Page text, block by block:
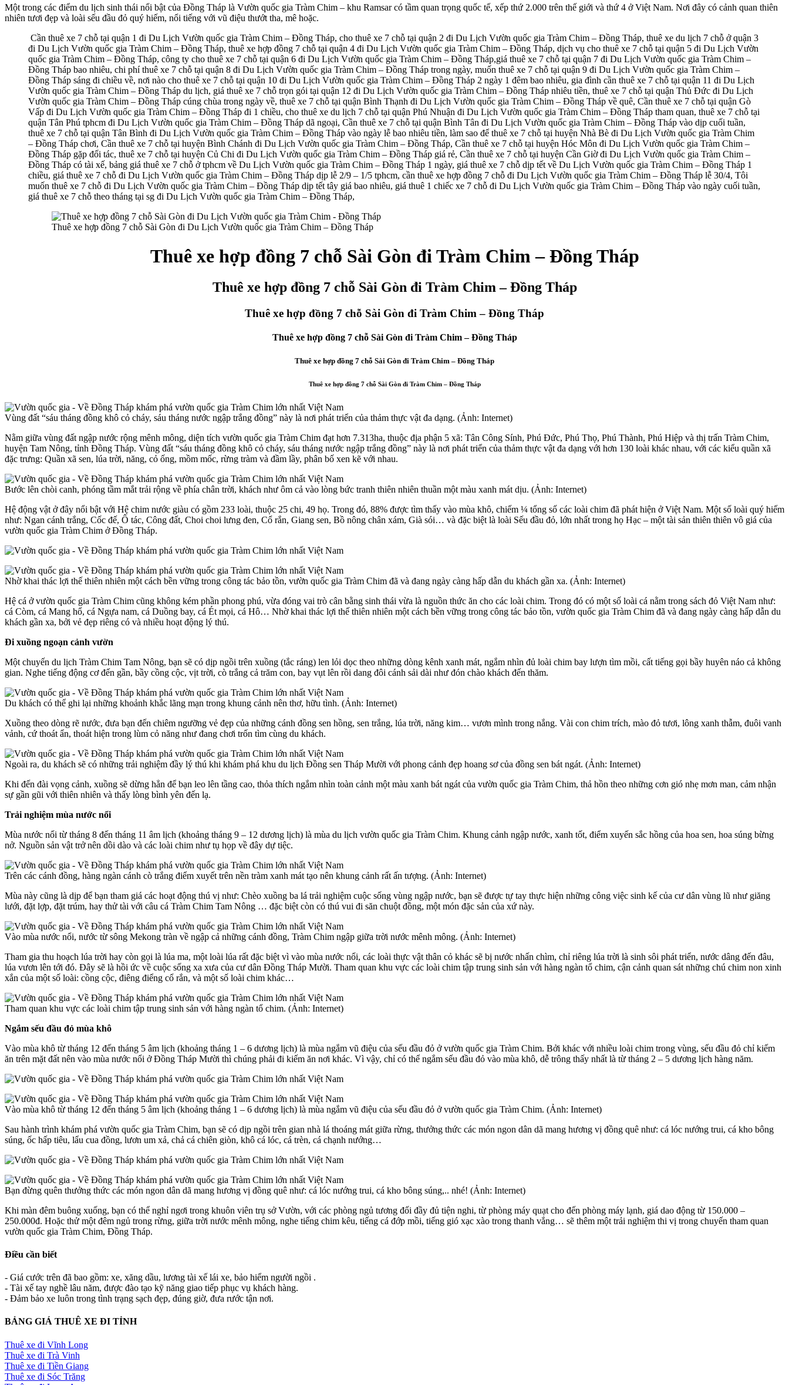
Một trong các điểm du lịch sinh thái nổi bật của Đồng Tháp là Vườn quốc gia Tràm Chim – khu Ramsar có tầm quan trọng quốc tế, xếp thứ 2.000 trên thế giới và thứ 4 ở Việt Nam. Nơi đây có cảnh quan thiên
nhiên tươi đẹp và loài sếu đầu đỏ quý hiếm, nổi tiếng với vũ điệu thướt tha, mê hoặc.
Cần thuê xe 7 chỗ tại quận 1 đi Du Lịch Vườn quốc gia Tràm Chim – Đồng Tháp, cho thuê xe 7 chỗ tại quận 2 đi Du Lịch Vườn quốc gia Tràm Chim – Đồng Tháp, thuê xe du lịch 7 chỗ ở quận 3
đi Du Lịch Vườn quốc gia Tràm Chim – Đồng Tháp, thuê xe hợp đồng 7 chỗ tại quận 4 đi Du Lịch Vườn quốc gia Tràm Chim – Đồng Tháp, dịch vụ cho thuê xe 7 chỗ tại quận 5 đi Du Lịch Vườn
quốc gia Tràm Chim – Đồng Tháp, công ty cho thuê xe 7 chỗ tại quận 6 đi Du Lịch Vườn quốc gia Tràm Chim – Đồng Tháp,giá thuê xe 7 chỗ tại quận 7 đi Du Lịch Vườn quốc gia Tràm Chim –
Đồng Tháp bao nhiêu, chi phí thuê xe 7 chỗ tại quận 8 đi Du Lịch Vườn quốc gia Tràm Chim – Đồng Tháp trong ngày, muốn thuê xe 7 chỗ tại quận 9 đi Du Lịch Vườn quốc gia Tràm Chim –
Đồng Tháp sáng đi chiều về, nơi nào cho thuê xe 7 chỗ tại quận 10 đi Du Lịch Vườn quốc gia Tràm Chim – Đồng Tháp 2 ngày 1 đêm bao nhiêu, gia đình cần thuê xe 7 chỗ tại quận 11 đi Du Lịch
Vườn quốc gia Tràm Chim – Đồng Tháp du lịch, giá thuê xe 7 chỗ trọn gói tại quận 12 đi Du Lịch Vườn quốc gia Tràm Chim – Đồng Tháp nhiêu tiền, thuê xe 7 chỗ tại quận Thủ Đức đi Du Lịch
Vườn quốc gia Tràm Chim – Đồng Tháp cúng chùa trong ngày về, thuê xe 7 chỗ tại quận Bình Thạnh đi Du Lịch Vườn quốc gia Tràm Chim – Đồng Tháp về quê, Cần thuê xe 7 chỗ tại quận Gò
Vấp đi Du Lịch Vườn quốc gia Tràm Chim – Đồng Tháp đi 1 chiều, cho thuê xe du lịch 7 chỗ tại quận Phú Nhuận đi Du Lịch Vườn quốc gia Tràm Chim – Đồng Tháp tham quan, thuê xe 7 chỗ tại
quận Tân Phú tphcm đi Du Lịch Vườn quốc gia Tràm Chim – Đồng Tháp dã ngoại, Cần thuê xe 7 chỗ tại quận Bình Tân đi Du Lịch Vườn quốc gia Tràm Chim – Đồng Tháp vào dịp cuối tuần,
thuê xe 7 chỗ tại quận Tân Bình đi Du Lịch Vườn quốc gia Tràm Chim – Đồng Tháp vào ngày lễ bao nhiêu tiền, làm sao để thuê xe 7 chỗ tại huyện Nhà Bè đi Du Lịch Vườn quốc gia Tràm Chim
– Đồng Tháp chơi, Cần thuê xe 7 chỗ tại huyện Bình Chánh đi Du Lịch Vườn quốc gia Tràm Chim – Đồng Tháp, Cần thuê xe 7 chỗ tại huyện Hóc Môn đi Du Lịch Vườn quốc gia Tràm Chim –
Đồng Tháp gặp đối tác, thuê xe 7 chỗ tại huyện Củ Chi đi Du Lịch Vườn quốc gia Tràm Chim – Đồng Tháp giá rẻ, Cần thuê xe 7 chỗ tại huyện Cần Giờ đi Du Lịch Vườn quốc gia Tràm Chim –
Đồng Tháp có tài xế, bảng giá thuê xe 7 chỗ ở tphcm về Du Lịch Vườn quốc gia Tràm Chim – Đồng Tháp 1 ngày, giá thuê xe 7 chỗ dịp tết về Du Lịch Vườn quốc gia Tràm Chim – Đồng Tháp 1
chiều, giá thuê xe 7 chỗ đi Du Lịch Vườn quốc gia Tràm Chim – Đồng Tháp dịp lễ 2/9 – 1/5 tphcm, cần thuê xe hợp đồng 7 chỗ đi Du Lịch Vườn quốc gia Tràm Chim – Đồng Tháp lễ 30/4, Tôi
muốn thuê xe 7 chỗ đi Du Lịch Vườn quốc gia Tràm Chim – Đồng Tháp dịp tết tây giá bao nhiêu, giá thuê 1 chiếc xe 7 chỗ đi Du Lịch Vườn quốc gia Tràm Chim – Đồng Tháp vào ngày cuối tuần,
giá thuê xe 7 chỗ theo tháng tại sg đi Du Lịch Vườn quốc gia Tràm Chim – Đồng Tháp,
Thuê xe hợp đồng 7 chỗ Sài Gòn đi Du Lịch Vườn quốc gia Tràm Chim – Đồng Tháp
Thuê xe hợp đồng 7 chỗ Sài Gòn đi Tràm Chim – Đồng Tháp
Thuê xe hợp đồng 7 chỗ Sài Gòn đi Tràm Chim – Đồng Tháp
Thuê xe hợp đồng 7 chỗ Sài Gòn đi Tràm Chim – Đồng Tháp
Thuê xe hợp đồng 7 chỗ Sài Gòn đi Tràm Chim – Đồng Tháp
Thuê xe hợp đồng 7 chỗ Sài Gòn đi Tràm Chim – Đồng Tháp
Thuê xe hợp đồng 7 chỗ Sài Gòn đi Tràm Chim – Đồng Tháp
Vùng đất “sáu tháng đồng khô cỏ cháy, sáu tháng nước ngập trắng đồng” này là nơi phát triển của thảm thực vật đa dạng. (Ảnh: Internet)
Nằm giữa vùng đất ngập nước rộng mênh mông, diện tích vườn quốc gia Tràm Chim đạt hơn 7.313ha, thuộc địa phận 5 xã: Tân Công Sính, Phú Đức, Phú Thọ, Phú Thành, Phú Hiệp và thị trấn Tràm Chim,
huyện Tam Nông, tỉnh Đồng Tháp. Vùng đất “sáu tháng đồng khô cỏ cháy, sáu tháng nước ngập trắng đồng” này là nơi phát triển của thảm thực vật đa dạng với hơn 130 loài khác nhau, với các kiểu quần xã
đặc trưng: Quần xã sen, lúa trời, năng, cỏ ống, mồm mốc, rừng tràm và đầm lầy, phân bố xen kẽ với nhau.
Bước lên chòi canh, phóng tầm mắt trải rộng về phía chân trời, khách như ôm cả vào lòng bức tranh thiên nhiên thuần một màu xanh mát dịu. (Ảnh: Internet)
Hệ động vật ở đây nổi bật với Hệ chim nước giàu có gồm 233 loài, thuộc 25 chi, 49 họ. Trong đó, 88% được tìm thấy vào mùa khô, chiếm ¼ tổng số các loài chim đã phát hiện ở Việt Nam. Một số loài quý hiếm
như: Ngan cánh trắng, Cốc đế, Ô tác, Công đất, Choi choi lưng đen, Cổ rắn, Giang sen, Bồ nông chân xám, Già sói… và đặc biệt là loài Sếu đầu đỏ, lớn nhất trong họ Hạc – một tài sản thiên thiên vô giá của
vườn quốc gia Tràm Chim ở Đồng Tháp.
Nhờ khai thác lợi thế thiên nhiên một cách bền vững trong công tác bảo tồn, vườn quốc gia Tràm Chim đã và đang ngày càng hấp dẫn du khách gần xa. (Ảnh: Internet)
Hệ cá ở vườn quốc gia Tràm Chim cũng không kém phần phong phú, vừa đóng vai trò cân bằng sinh thái vừa là nguồn thức ăn cho các loài chim. Trong đó có một số loài cá nằm trong sách đỏ Việt Nam như:
cá Còm, cá Mang hổ, cá Ngựa nam, cá Duồng bay, cá Ét mọi, cá Hô… Nhờ khai thác lợi thế thiên nhiên một cách bền vững trong công tác bảo tồn, vườn quốc gia Tràm Chim đã và đang ngày càng hấp dẫn du
khách gần xa, bởi vẻ đẹp riêng có và nhiều hoạt động lý thú.
Đi xuồng ngoạn cảnh vườn
Một chuyến du lịch Tràm Chim Tam Nông, bạn sẽ có dịp ngồi trên xuồng (tắc ráng) len lỏi dọc theo những dòng kênh xanh mát, ngắm nhìn đủ loài chim bay lượn tìm mồi, cất tiếng gọi bầy huyên náo cả không
gian. Nghe tiếng động cơ đến gần, bầy cồng cộc, vịt trời, cò trắng cả trăm con, bay vụt lên rồi dang đôi cánh sải dài như đón chào khách đến thăm.
Du khách có thể ghi lại những khoảnh khắc lãng mạn trong khung cảnh nên thơ, hữu tình. (Ảnh: Internet)
Xuồng theo dòng rẽ nước, đưa bạn đến chiêm ngưỡng vẻ đẹp của những cánh đồng sen hồng, sen trắng, lúa trời, năng kim… vươn mình trong nắng. Vài con chim trích, mào đỏ tươi, lông xanh thẫm, đuôi vanh
vảnh, cứ thoát ẩn, thoát hiện trong lùm cỏ năng như đang chơi trốn tìm cùng du khách.
Ngoài ra, du khách sẽ có những trải nghiệm đầy lý thú khi khám phá khu du lịch Đồng sen Tháp Mười với phong cảnh đẹp hoang sơ của đồng sen bát ngát. (Ảnh: Internet)
Khi đến đài vọng cảnh, xuồng sẽ dừng hẳn để bạn leo lên tầng cao, thỏa thích ngắm nhìn toàn cảnh một màu xanh bát ngát của vườn quốc gia Tràm Chim, thả hồn theo những cơn gió nhẹ mơn man, cảm nhận
sự gần gũi với thiên nhiên và thấy lòng bình yên đến lạ.
Trải nghiệm mùa nước nổi
Mùa nước nổi từ tháng 8 đến tháng 11 âm lịch (khoảng tháng 9 – 12 dương lịch) là mùa du lịch vườn quốc gia Tràm Chim. Khung cảnh ngập nước, xanh tốt, điểm xuyến sắc hồng của hoa sen, hoa súng bừng
nở. Nguồn sản vật trở nên dồi dào và các loài chim như tụ họp về đây dự tiệc.
Trên các cánh đồng, hàng ngàn cánh cò trắng điểm xuyết trên nền tràm xanh mát tạo nên khung cảnh rất ấn tượng. (Ảnh: Internet)
Mùa này cũng là dịp để bạn tham giá các hoạt động thú vị như: Chèo xuồng ba lá trải nghiệm cuộc sống vùng ngập nước, bạn sẽ được tự tay thực hiện những công việc sinh kế của cư dân vùng lũ như giăng
lưới, đặt lợp, đặt trúm, hay thử tài với câu cá Tràm Chim Tam Nông … đặc biệt còn có thú vui đi săn chuột đồng, một món đặc sản của xứ này.
Vào mùa nước nổi, nước từ sông Mekong tràn về ngập cả những cánh đồng, Tràm Chim ngập giữa trời nước mênh mông. (Ảnh: Internet)
Tham gia thu hoạch lúa trời hay còn gọi là lúa ma, một loài lúa rất đặc biệt vì vào mùa nước nổi, các loài thực vật thân cỏ khác sẽ bị nước nhấn chìm, chỉ riêng lúa trời là sinh sôi phát triển, nước dâng đến đâu,
lúa vươn lên tới đó. Đây sẽ là hồi ức về cuộc sống xa xưa của cư dân Đồng Tháp Mười. Tham quan khu vực các loài chim tập trung sinh sản với hàng ngàn tổ chim, cận cảnh quan sát những chú chim non xinh
xắn của một số loài: cồng cộc, điêng điểng cổ rắn, và một số loài chim khác…
Tham quan khu vực các loài chim tập trung sinh sản với hàng ngàn tổ chim. (Ảnh: Internet)
Ngắm sếu đầu đỏ mùa khô
Vào mùa khô từ tháng 12 đến tháng 5 âm lịch (khoảng tháng 1 – 6 dương lịch) là mùa ngắm vũ điệu của sếu đầu đỏ ở vườn quốc gia Tràm Chim. Bởi khác với nhiều loài chim trong vùng, sếu đầu đỏ chỉ kiếm
ăn trên mặt đất nên vào mùa nước nổi ở Ðồng Tháp Mười thì chúng phải đi kiếm ăn nơi khác. Vì vậy, chỉ có thể ngắm sếu đầu đỏ vào mùa khô, dễ trông thấy nhất là từ tháng 2 – 5 dương lịch hàng năm.
Vào mùa khô từ tháng 12 đến tháng 5 âm lịch (khoảng tháng 1 – 6 dương lịch) là mùa ngắm vũ điệu của sếu đầu đỏ ở vườn quốc gia Tràm Chim. (Ảnh: Internet)
Sau hành trình khám phá vườn quốc gia Tràm Chim, bạn sẽ có dịp ngồi trên gian nhà lá thoáng mát giữa rừng, thưởng thức các món ngon dân dã mang hương vị đồng quê như: cá lóc nướng trui, cá kho bông
súng, ốc hấp tiêu, lẩu cua đồng, lươn um xả, chả cá chiên giòn, khô cá lóc, cá trèn, cá chạnh nướng…
Bạn đừng quên thưởng thức các món ngon dân dã mang hương vị đồng quê như: cá lóc nướng trui, cá kho bông súng,.. nhé! (Ảnh: Internet)
Khi màn đêm buông xuống, bạn có thể nghỉ ngơi trong khuôn viên trụ sở Vườn, với các phòng ngủ tương đối đầy đủ tiện nghi, từ phòng máy quạt cho đến phòng máy lạnh, giá dao động từ 150.000 –
250.000đ. Hoặc thử một đêm ngủ trong rừng, giữa trời nước mênh mông, nghe tiếng chim kêu, tiếng cá đớp mồi, tiếng gió xạc xào trong thanh vắng… sẽ thêm một trải nghiệm thi vị trong chuyến tham quan
vườn quốc gia Tràm Chim, Đồng Tháp.
Điều cần biết
- Giá cước trên đã bao gồm: xe, xăng dầu, lương tài xế lái xe, bảo hiểm người ngồi .
- Tài xế tay nghề lâu năm, được đào tạo kỹ năng giao tiếp phục vụ khách hàng.
- Đảm bảo xe luôn trong tình trạng sạch đẹp, đúng giờ, đưa rước tận nơi.
BẢNG GIÁ THUÊ XE ĐI TỈNH
Thuê xe đi Vĩnh Long
Thuê xe đi Trà Vinh
Thuê xe đi Tiền Giang
Thuê xe đi Sóc Trăng